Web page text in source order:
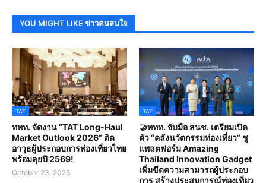
YOU MIGHT LIKE ข่าวคนสนใจ
TAT
ททท. จัดงาน “TAT Long-Haul
Market Outlook 2026” ติด
อาวุธผู้ประกอบการท่องเที่ยวไทย
พร้อมลุยปี 2569!
October 23, 2025
TAT
🤝ททท. จับมือ สนช. เตรียมเปิด
ตัว “คลังนวัตกรรมท่องเที่ยว” ชู
แพลตฟอร์ม Amazing
Thailand Innovation Gadget
เพิ่มขีดความสามารถผู้ประกอบ
การ สร้างประสบการณ์ท่องเที่ยว